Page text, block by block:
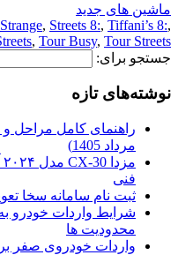
ماشین های جدید
Strange, Streets 8:, Tiffani’s 8:,
, Tour Busy, Tour Streets
جستجو برای:
نوشته‌های تازه
مرداد 1405)
فنی
ثبت نام سامانه سخا
شرایط واردات خودرو
محدودیت ها
واردات خودروی صفر